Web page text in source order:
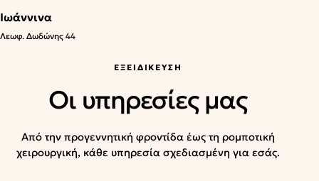
Ιωάννινα
Λεωφ. Δωδώνης 44
ΕΞΕΙΔΊΚΕΥΣΗ
Οι υπηρεσίες μας
Από την προγεννητική φροντίδα έως τη ρομποτική
χειρουργική, κάθε υπηρεσία σχεδιασμένη για εσάς.